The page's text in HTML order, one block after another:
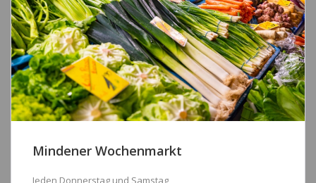
Mindener Wochenmarkt
Jeden Donnerstag und Samstag